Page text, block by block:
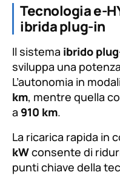
Tecnologia e-
ibrida plug-in
Il sistema ibrido
sviluppa una
L’autonomia in
km, mentre quella
a 910 km.
La ricarica rapida in
kWconsente di
punti chiave della